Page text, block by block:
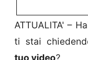
ATTUALITA' –
ti stai